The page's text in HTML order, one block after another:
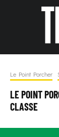
Le Point Porcher
LE POINT
CLASSE